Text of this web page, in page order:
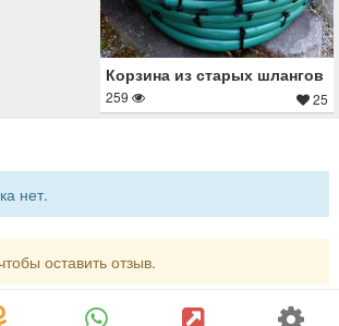
Корзина из старых шлангов
259 25
нет.
оставить отзыв.